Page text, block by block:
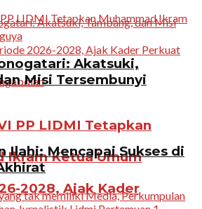
PP LIDMI Tetapkan
Ikram Ketua Umum
2028, Ajak Kader
Akatsuki,
Misi Tersembunyi
Ilahi: Mencapai Sukses di